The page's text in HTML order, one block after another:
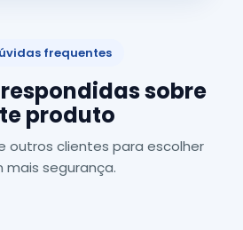
frequentes
sobre
produto
outros clientes para escolher
mais segurança.